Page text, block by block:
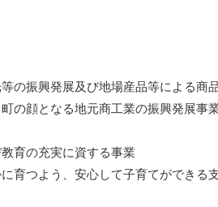
の振興発展及び地場産品等による商
の顔となる地元商工業の振興発展事
育の充実に資する事業
育つよう、安心して子育てができる